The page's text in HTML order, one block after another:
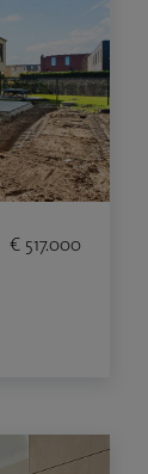
€ 517.000